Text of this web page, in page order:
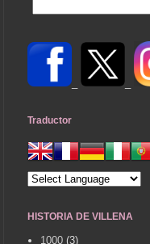
Traductor
HISTORIA DE VILLENA
1000 (3)